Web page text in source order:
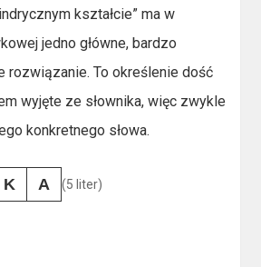
kształcie” ma w
jedno główne, bardzo
rozwiązanie. To określenie dość
wyjęte ze słownika, więc zwykle
konkretnego słowa.
K A (5 liter)